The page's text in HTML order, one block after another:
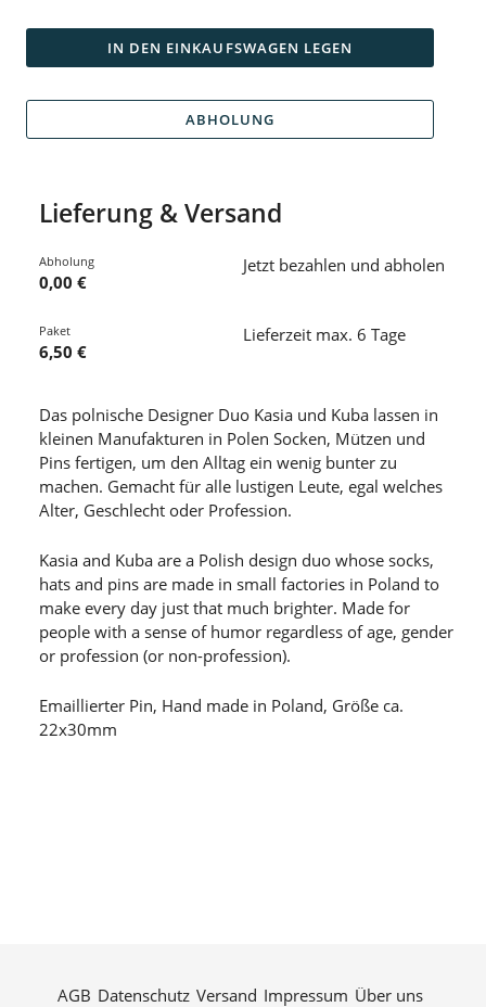
IN DEN EINKAUFSWAGEN LEGEN
ABHOLUNG
Lieferung & Versand
Abholung
0,00 €
Jetzt bezahlen und abholen
Paket
6,50 €
Lieferzeit max. 6 Tage
Das polnische Designer Duo Kasia und Kuba lassen in
kleinen Manufakturen in Polen Socken, Mützen und
Pins fertigen, um den Alltag ein wenig bunter zu
machen. Gemacht für alle lustigen Leute, egal welches
Alter, Geschlecht oder Profession.
Kasia and Kuba are a Polish design duo whose socks,
hats and pins are made in small factories in Poland to
make every day just that much brighter. Made for
people with a sense of humor regardless of age, gender
or profession (or non-profession).
Emaillierter Pin, Hand made in Poland, Größe ca.
22x30mm
AGB Datenschutz Versand Impressum Über uns